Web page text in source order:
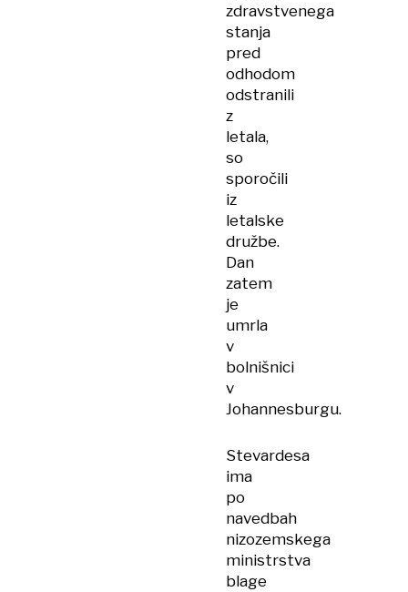
zdravstvenega
stanja
pred
odhodom
odstranili
z
letala,
so
sporočili
iz
letalske
družbe.
Dan
zatem
je
umrla
v
bolnišnici
v
Johannesburgu.
Stevardesa
ima
po
navedbah
nizozemskega
ministrstva
blage